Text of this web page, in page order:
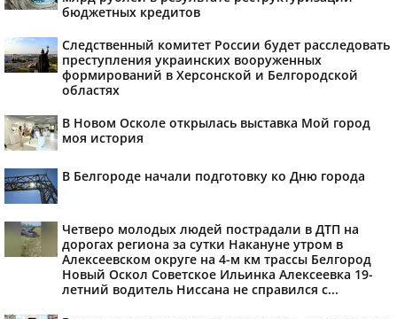
бюджетных кредитов
Следственный комитет России будет расследовать
преступления украинских вооруженных
формирований в Херсонской и Белгородской
областях
В Новом Осколе открылась выставка Мой город
моя история
В Белгороде начали подготовку ко Дню города
Четверо молодых людей пострадали в ДТП на
дорогах региона за сутки Накануне утром в
Алексеевском округе на 4-м км трассы Белгород
Новый Оскол Советское Ильинка Алексеевка 19-
летний водитель Ниссана не справился с...